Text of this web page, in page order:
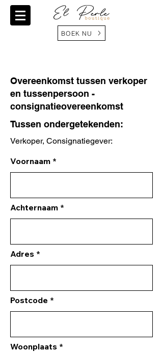
BOEK NU
Overeenkomst tussen verkoper
en tussenpersoon -
consignatieovereenkomst
Tussen ondergetekenden:
Verkoper, Consignatiegever:
Voornaam
Achternaam
Adres
Postcode
Woonplaats